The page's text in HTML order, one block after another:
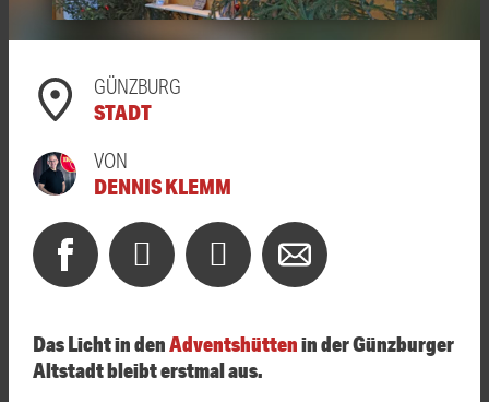
GÜNZBURG
STADT
VON
DENNIS KLEMM
Das Licht in denAdventshüttenin der Günzburger
Altstadt bleibt erstmal aus.